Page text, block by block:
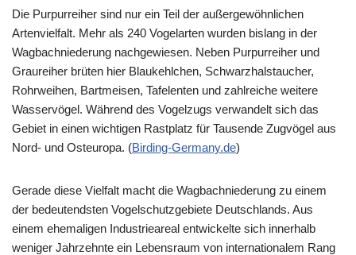
Die Purpurreiher sind nur ein Teil der außergewöhnlichen
Artenvielfalt. Mehr als 240 Vogelarten wurden bislang in der
Wagbachniederung nachgewiesen. Neben Purpurreiher und
Graureiher brüten hier Blaukehlchen, Schwarzhalstaucher,
Rohrweihen, Bartmeisen, Tafelenten und zahlreiche weitere
Wasservögel. Während des Vogelzugs verwandelt sich das
Gebiet in einen wichtigen Rastplatz für Tausende Zugvögel aus
Nord- und Osteuropa. (Birding-Germany.de⁠)
Gerade diese Vielfalt macht die Wagbachniederung zu einem
der bedeutendsten Vogelschutzgebiete Deutschlands. Aus
einem ehemaligen Industrieareal entwickelte sich innerhalb
weniger Jahrzehnte ein Lebensraum von internationalem Rang